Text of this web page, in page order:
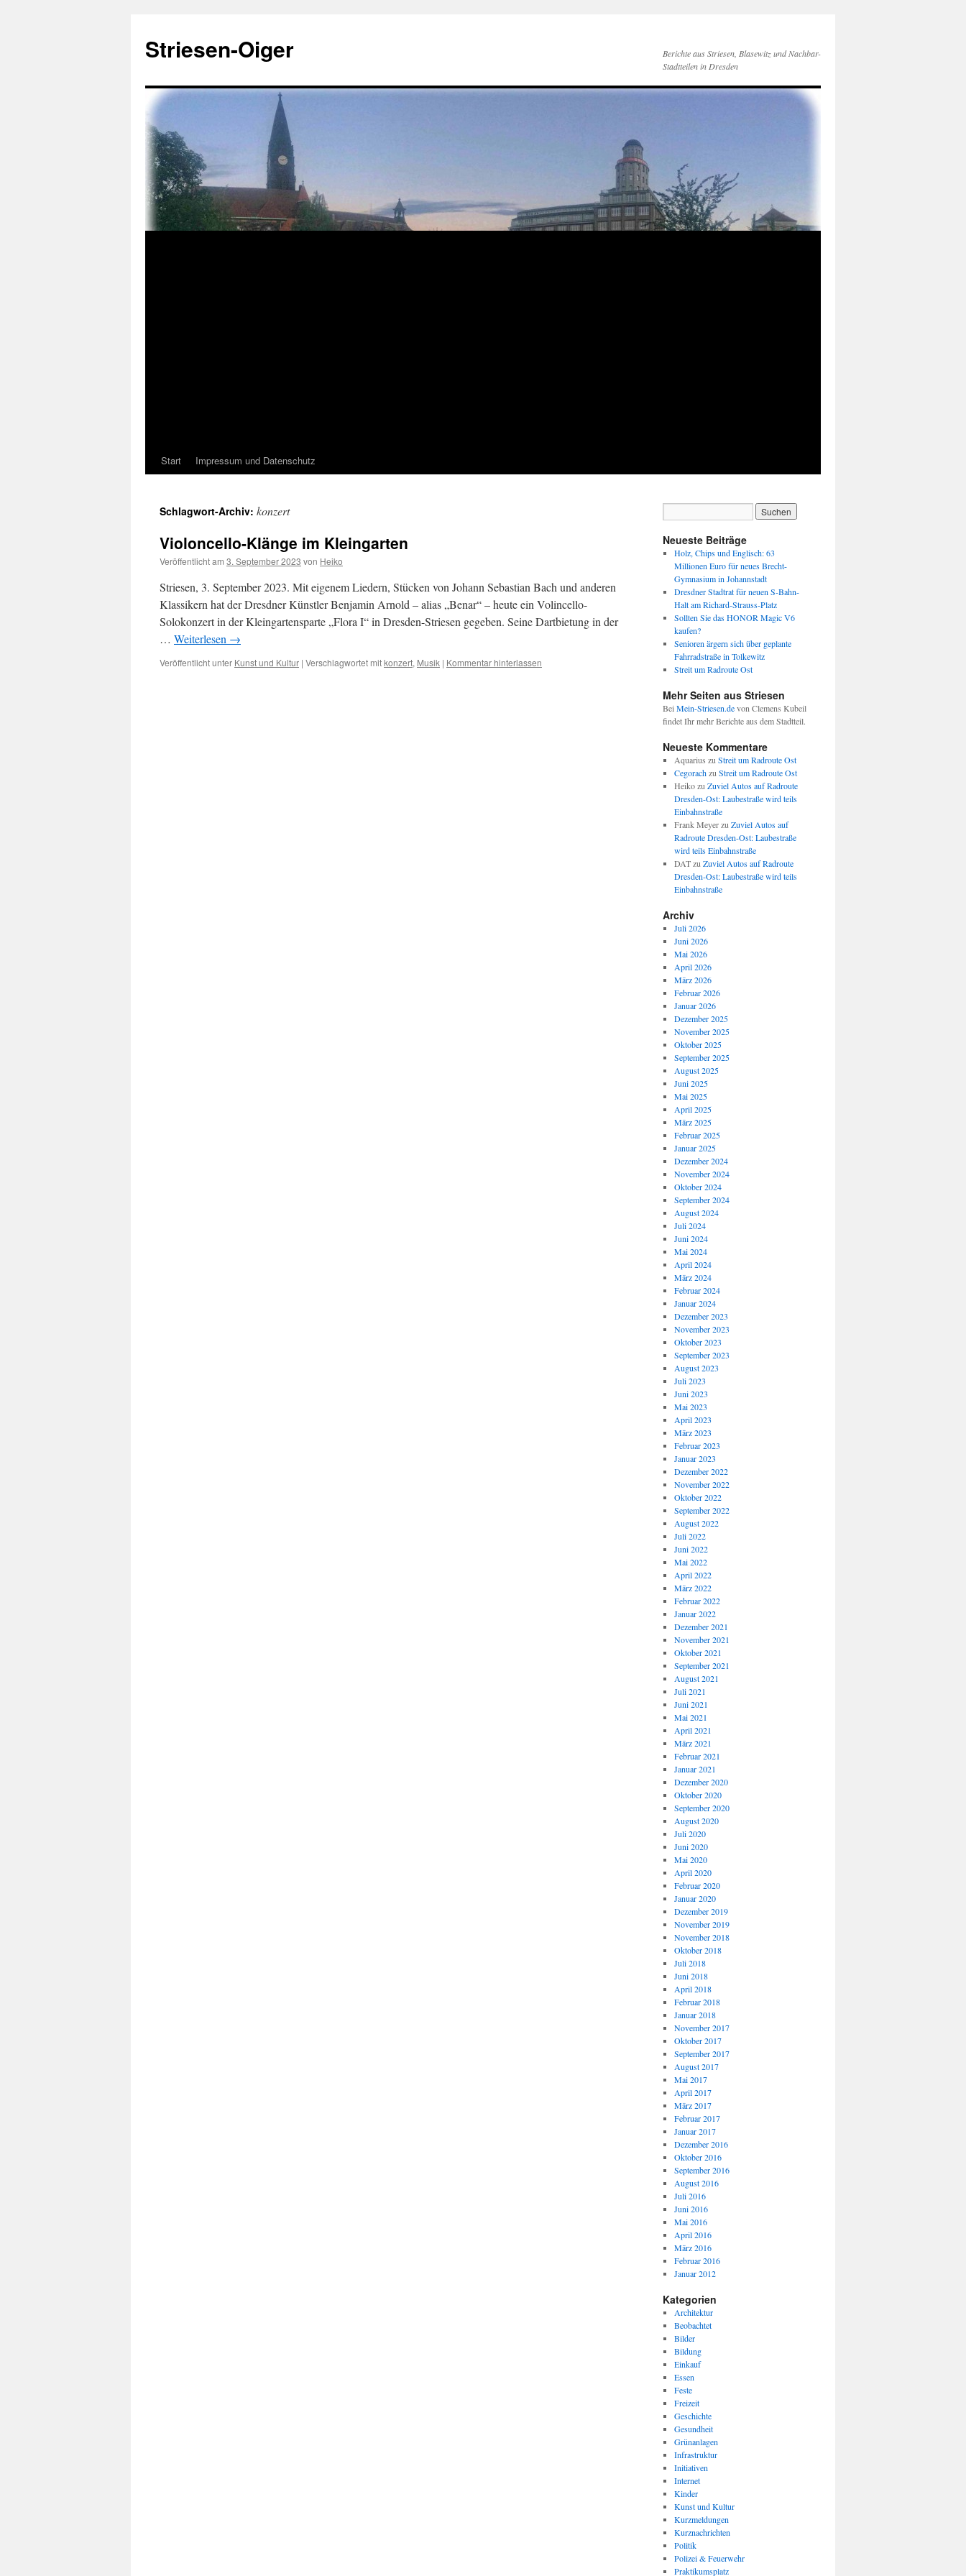
springen
Striesen-Oiger
Berichte aus Striesen, Blasewitz und Nachbar-
Stadtteilen in Dresden
Start Impressum und Datenschutz
Schlagwort-Archiv: konzert
Violoncello-Klänge im Kleingarten
Veröffentlicht am 3. September 2023 von Heiko
Striesen, 3. September 2023. Mit eigenem Liedern, Stücken von Johann Sebastian Bach und anderen
Klassikern hat der Dresdner Künstler Benjamin Arnold – alias „Benar“ – heute ein Volincello-
Solokonzert in der Kleingartensparte „Flora I“ in Dresden-Striesen gegeben. Seine Dartbietung in der
… Weiterlesen →
Veröffentlicht unter Kunst und Kultur | Verschlagwortet mitkonzert, Musik | Kommentar hinterlassen
Neueste Beiträge
Holz, Chips und Englisch: 63
Millionen Euro für neues Brecht-
Gymnasium in Johannstadt
Dresdner Stadtrat für neuen S-Bahn-
Halt am Richard-Strauss-Platz
Sollten Sie das HONOR Magic V6
kaufen?
Senioren ärgern sich über geplante
Fahrradstraße in Tolkewitz
Streit um Radroute Ost
Mehr Seiten aus Striesen
Bei Mein-Striesen.devon Clemens Kubeil
findet Ihr mehr Berichte aus dem Stadtteil.
Neueste Kommentare
Aquarius zu Streit um Radroute Ost
Cegorachzu Streit um Radroute Ost
Heikozu Zuviel Autos auf Radroute
Dresden-Ost: Laubestraße wird teils
Einbahnstraße
Frank Meyerzu Zuviel Autos auf
Radroute Dresden-Ost: Laubestraße
wird teils Einbahnstraße
DATzu Zuviel Autos auf Radroute
Dresden-Ost: Laubestraße wird teils
Einbahnstraße
Archiv
Juli 2026
Juni 2026
Mai 2026
April 2026
März 2026
Februar 2026
Januar 2026
Dezember 2025
November 2025
Oktober 2025
September 2025
August 2025
Juni 2025
Mai 2025
April 2025
März 2025
Februar 2025
Januar 2025
Dezember 2024
November 2024
Oktober 2024
September 2024
August 2024
Juli 2024
Juni 2024
Mai 2024
April 2024
März 2024
Februar 2024
Januar 2024
Dezember 2023
November 2023
Oktober 2023
September 2023
August 2023
Juli 2023
Juni 2023
Mai 2023
April 2023
März 2023
Februar 2023
Januar 2023
Dezember 2022
November 2022
Oktober 2022
September 2022
August 2022
Juli 2022
Juni 2022
Mai 2022
April 2022
März 2022
Februar 2022
Januar 2022
Dezember 2021
November 2021
Oktober 2021
September 2021
August 2021
Juli 2021
Juni 2021
Mai 2021
April 2021
März 2021
Februar 2021
Januar 2021
Dezember 2020
Oktober 2020
September 2020
August 2020
Juli 2020
Juni 2020
Mai 2020
April 2020
Februar 2020
Januar 2020
Dezember 2019
November 2019
November 2018
Oktober 2018
Juli 2018
Juni 2018
April 2018
Februar 2018
Januar 2018
November 2017
Oktober 2017
September 2017
August 2017
Mai 2017
April 2017
März 2017
Februar 2017
Januar 2017
Dezember 2016
Oktober 2016
September 2016
August 2016
Juli 2016
Juni 2016
Mai 2016
April 2016
März 2016
Februar 2016
Januar 2012
Kategorien
Architektur
Beobachtet
Bilder
Bildung
Einkauf
Essen
Feste
Freizeit
Geschichte
Gesundheit
Grünanlagen
Infrastruktur
Initiativen
Internet
Kinder
Kunst und Kultur
Kurzmeldungen
Kurznachrichten
Politik
Polizei & Feuerwehr
Praktikumsplatz